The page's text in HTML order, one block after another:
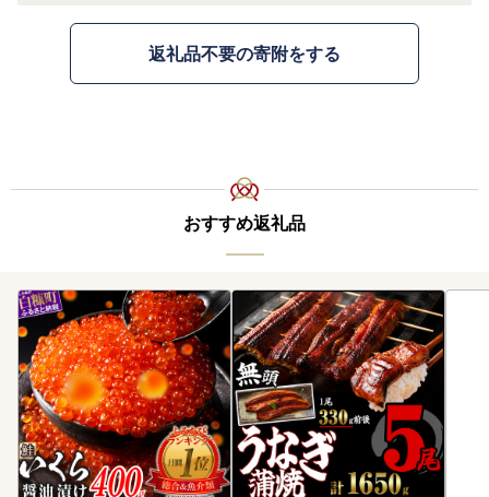
返礼品不要の寄附をする
おすすめ返礼品